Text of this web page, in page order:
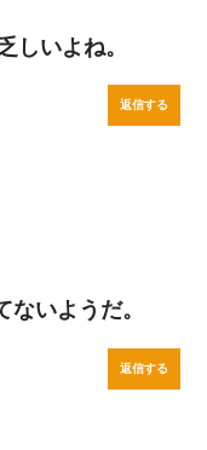
しいよね。
返信する
いようだ。
返信する